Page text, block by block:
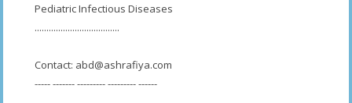
Pediatric Infectious Diseases
....................................
Contact: abd@ashrafiya.com
----- ------- --------- --------- ------